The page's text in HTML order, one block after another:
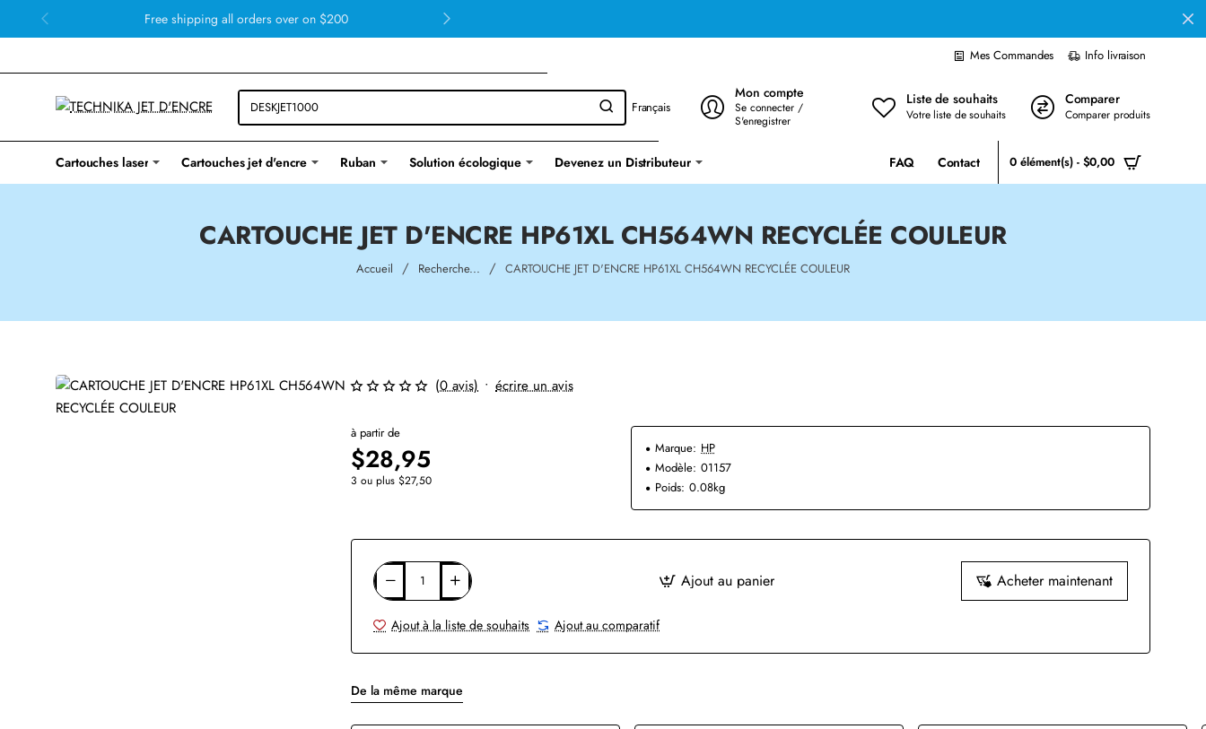
Free shipping all orders over on $200
Mes Commandes Info livraison
Français
Mon compte
Se connecter /
S'enregistrer
Liste de souhaits
Votre liste de souhaits
Comparer
Comparer produits
Cartouches laser Cartouches jet d'encre Ruban Solution écologique Devenez un Distributeur FAQ Contact 0 élément(s) - $0,00
CARTOUCHE JET D'ENCRE HP61XL CH564WN RECYCLÉE COULEUR
Accueil homeRecherche... CARTOUCHE JET D'ENCRE HP61XL CH564WN RECYCLÉE COULEUR
(0 avis) • écrire un avis
à partir de
$28,95
3 ou plus $27,50
Marque: HP
Modèle: 01157
Poids: 0.08kg
Ajout au panier Acheter maintenant
Ajout à la liste de souhaits Ajout au comparatif
De la même marque